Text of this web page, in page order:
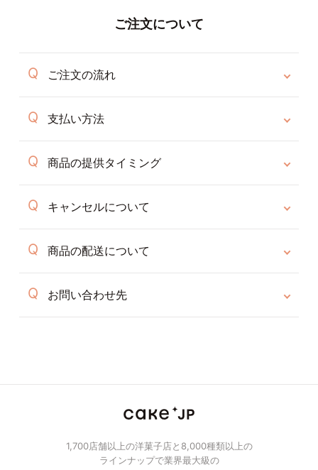
ご注文について
ご注文の流れ
支払い方法
商品の提供タイミング
キャンセルについて
商品の配送について
お問い合わせ先
1,700店舗以上の洋菓子店と8,000種類以上の
ラインナップで業界最大級の